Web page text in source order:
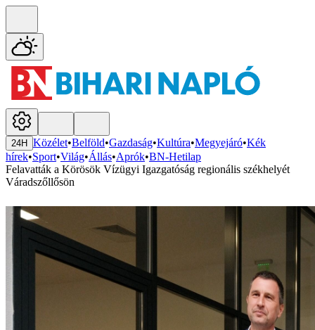
24H Közélet•Belföld•Gazdaság•Kultúra•Megyejáró•Kék
hírek•Sport•Világ•Állás•Aprók•BN-Hetilap
Felavatták a Körösök Vízügyi Igazgatóság regionális székhelyét
Váradszőllősön